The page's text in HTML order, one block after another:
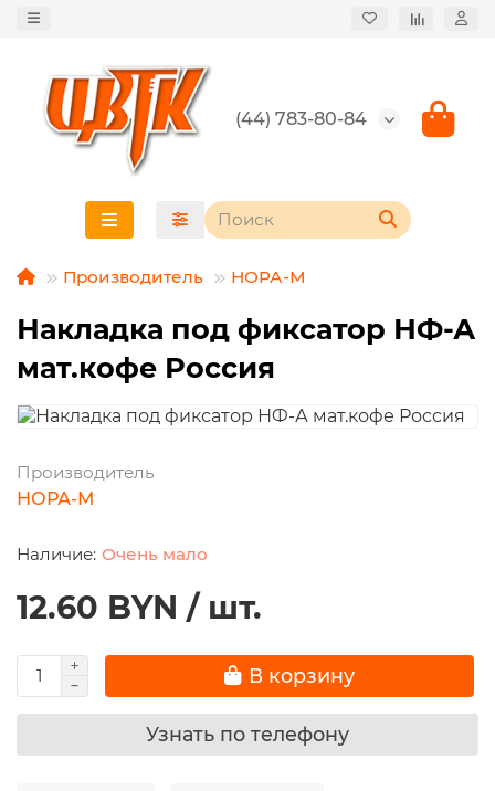
(44) 783-80-84
Производитель НОРА-М
Накладка под фиксатор НФ-А
мат.кофе Россия
Производитель
НОРА-М
Очень мало
12.60 BYN / шт.
В корзину
Узнать по телефону